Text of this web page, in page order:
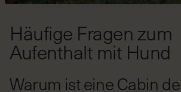
Häufige Fragen zum
Aufenthalt mit Hund
Warum ist eine Cabin